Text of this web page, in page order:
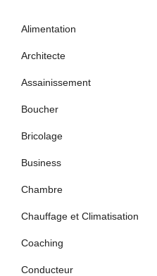
Alimentation
Architecte
Assainissement
Boucher
Bricolage
Business
Chambre
Chauffage et Climatisation
Coaching
Conducteur